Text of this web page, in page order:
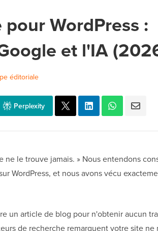
WordPress :
et l'IA
éditoriale
Perplexity
ne le trouve jamais. » Nous entendons
WordPress, et nous avons vécu
un article de blog pour n'obtenir aucun
de recherche remarquent votre site ne